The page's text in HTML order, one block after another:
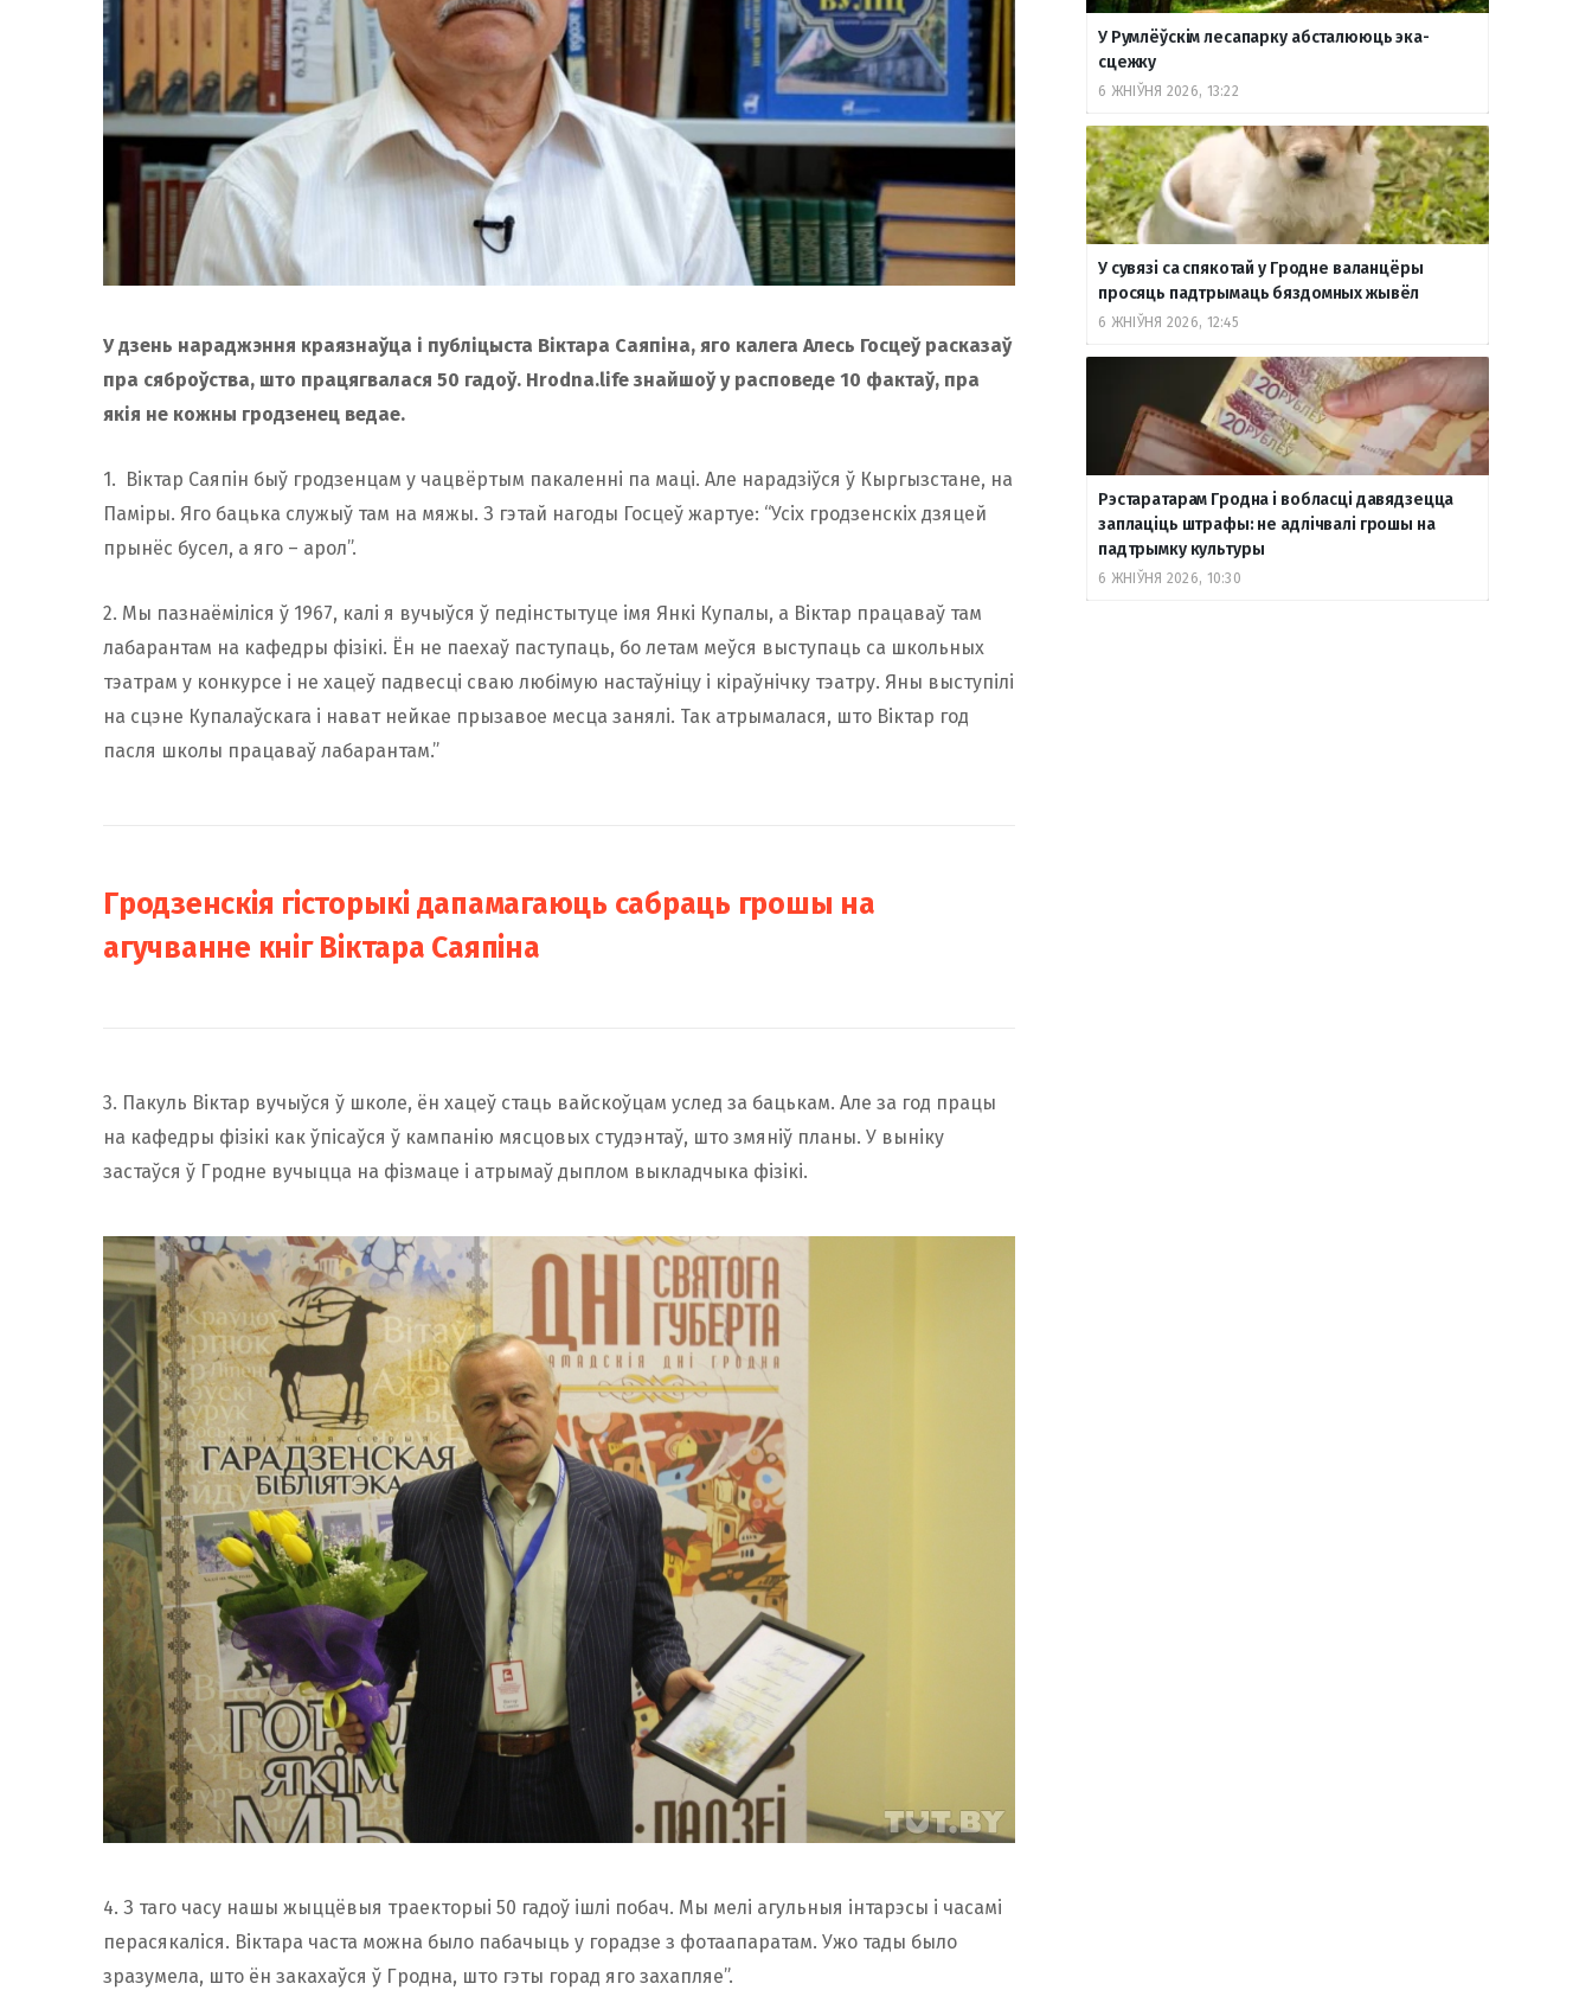
У дзень нараджэння краязнаўца і публіцыста Віктара Саяпіна, яго калега Алесь Госцеў расказаў
пра сяброўства, што працягвалася 50 гадоў. Hrodna.life знайшоў у расповеде 10 фактаў, пра
якія не кожны гродзенец ведае.
1. Віктар Саяпін быў гродзенцам у чацвёртым пакаленні па маці. Але нарадзіўся ў Кыргызстане, на
Паміры. Яго бацька служыў там на мяжы. З гэтай нагоды Госцеў жартуе: “Усіх гродзенскіх дзяцей
прынёс бусел, а яго – арол”.
2. Мы пазнаёміліся ў 1967, калі я вучыўся ў педінстытуце імя Янкі Купалы, а Віктар працаваў там
лабарантам на кафедры фізікі. Ён не паехаў паступаць, бо летам меўся выступаць са школьных
тэатрам у конкурсе і не хацеў падвесці сваю любімую настаўніцу і кіраўнічку тэатру. Яны выступілі
на сцэне Купалаўскага і нават нейкае прызавое месца занялі. Так атрымалася, што Віктар год
пасля школы працаваў лабарантам.”
Гродзенскія гісторыкі дапамагаюць сабраць грошы на
агучванне кніг Віктара Саяпіна
3. Пакуль Віктар вучыўся ў школе, ён хацеў стаць вайскоўцам услед за бацькам. Але за год працы
на кафедры фізікі как ўпісаўся ў кампанію мясцовых студэнтаў, што змяніў планы. У выніку
застаўся ў Гродне вучыцца на фізмаце і атрымаў дыплом выкладчыка фізікі.
4. З таго часу нашы жыццёвыя траекторыі 50 гадоў ішлі побач. Мы мелі агульныя інтарэсы і часамі
перасякаліся. Віктара часта можна было пабачыць у горадзе з фотаапаратам. Ужо тады было
зразумела, што ён закахаўся ў Гродна, што гэты горад яго захапляе”.
У Румлёўскім лесапарку абсталююць эка-
сцежку
6 ЖНІЎНЯ 2026, 13:22
У сувязі са спякотай у Гродне валанцёры
просяць падтрымаць бяздомных жывёл
6 ЖНІЎНЯ 2026, 12:45
Рэстаратарам Гродна і вобласці давядзецца
заплаціць штрафы: не адлічвалі грошы на
падтрымку культуры
6 ЖНІЎНЯ 2026, 10:30